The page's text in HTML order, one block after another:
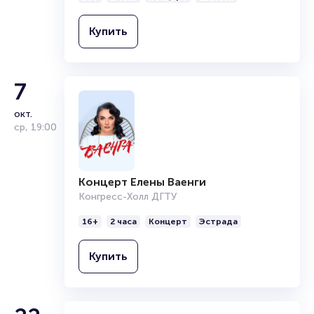
Купить
7
окт.
ср, 19:00
Концерт Елены Ваенги
Конгресс-Холл ДГТУ
16+ 2 часа Концерт Эстрада
Купить